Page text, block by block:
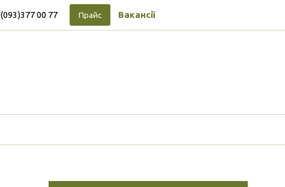
(093)377 00 77 Прайс Вакансії